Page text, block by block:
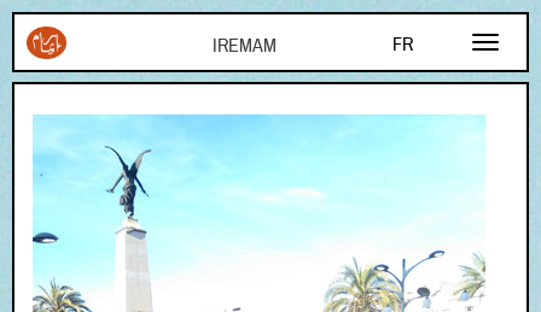
FR
EN
Aller au contenu principal